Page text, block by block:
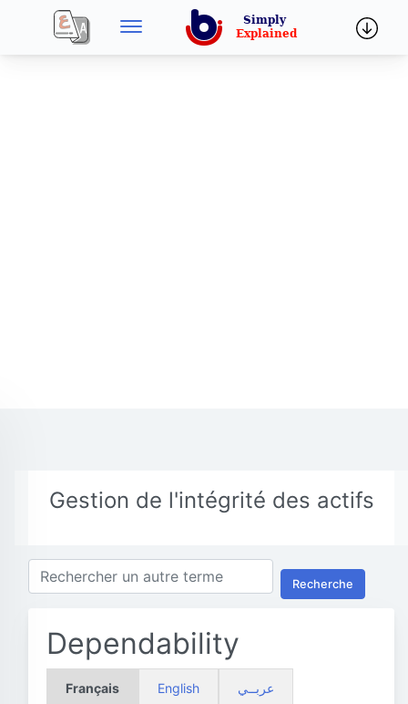
Gestion de l'intégrité des actifs
Recherche
Dependability
Français English عربــي